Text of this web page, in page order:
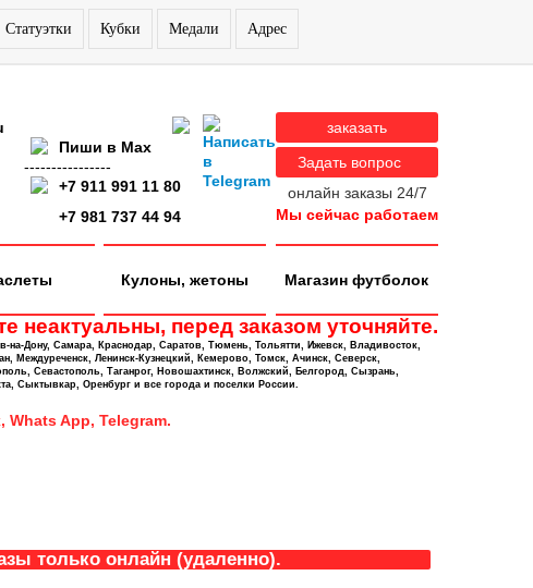
Статуэтки Кубки Медали Адрес
Пиши в Max
----------------
+7 911 991 11 80
+7 981 737 44 94
заказать
Задать вопрос
онлайн заказы 24/7
Мы сейчас работаем
Магазин футболок
Кулоны, жетоны
перед заказом уточняйте.
Дону, Самара, Краснодар, Саратов, Тюмень, Тольятти, Ижевск, Владивосток,
Междуреченск, Ленинск-Кузнецкий, Кемерово, Томск, Ачинск, Северск,
Севастополь, Таганрог, Новошахтинск, Волжский, Белгород, Сызрань,
Сыктывкар, Оренбург и все города и поселки России.
Whats App, Telegram.
только онлайн (удаленно).